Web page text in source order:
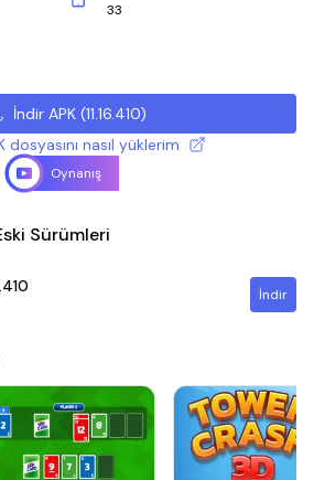
33
İndir APK (11.16.410)
dosyasını nasıl yüklerim
Oynanış
Sürümleri
İndir